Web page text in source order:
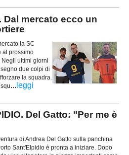
Dal mercato ecco un
la SC
al prossimo
ultimi giorni
due colpi di
la squadra.
... leggi
Del Gatto: "Per me è
di Andrea Del Gatto sulla panchina
Sant'Elpidio è pronta a iniziare. Dopo